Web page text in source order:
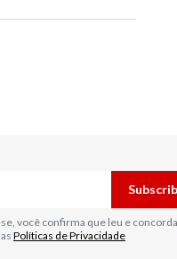
você confirma que leu e
Políticas de Privacidade